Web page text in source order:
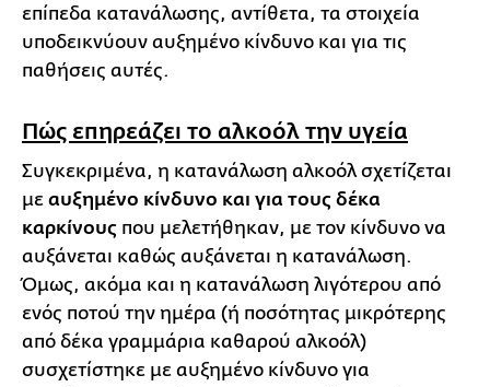
επίπεδα κατανάλωσης, αντίθετα, τα στοιχεία
υποδεικνύουν αυξημένο κίνδυνο και για τις
παθήσεις αυτές.
Πώς επηρεάζει το αλκοόλ την υγεία
Συγκεκριμένα, η κατανάλωση αλκοόλ σχετίζεται
με αυξημένο κίνδυνο και για τους δέκα
καρκίνους που μελετήθηκαν, με τον κίνδυνο να
αυξάνεται καθώς αυξάνεται η κατανάλωση.
Όμως, ακόμα και η κατανάλωση λιγότερου από
ενός ποτού την ημέρα (ή ποσότητας μικρότερης
από δέκα γραμμάρια καθαρού αλκοόλ)
συσχετίστηκε με αυξημένο κίνδυνο για